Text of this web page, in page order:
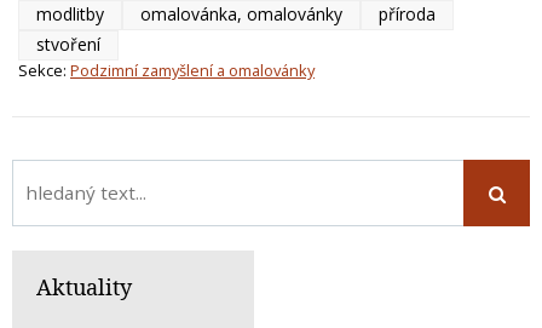
modlitby
omalovánka, omalovánky
příroda
stvoření
Sekce: Podzimní zamyšlení a omalovánky
Aktuality